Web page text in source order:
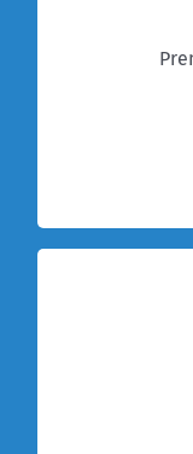
000
Tous les